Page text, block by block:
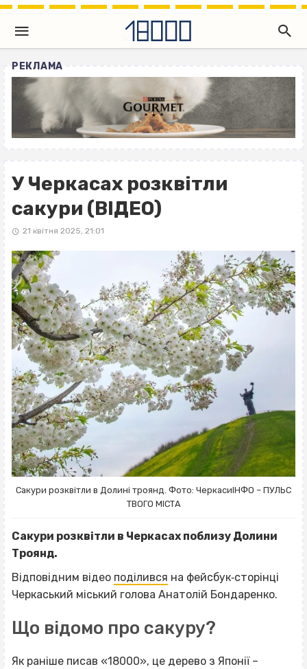
РЕКЛАМА
У Черкасах розквітли
сакури (ВІДЕО)
21 квітня 2025, 21:01
Сакури розквітли в Долині троянд. Фото: ЧеркасиІНФО – ПУЛЬС
ТВОГО МІСТА
Сакури розквітли в Черкасах поблизу Долини
Троянд.
Відповідним відео поділився на фейсбук‐сторінці
Черкаський міський голова Анатолій Бондаренко.
Що відомо про сакуру?
Як раніше писав «18000», це дерево з Японії –